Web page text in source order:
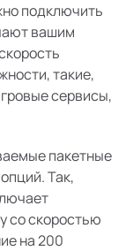
подключить
вашим
такие,
сервисы,
пакетные
Так,
со скоростью
на 200